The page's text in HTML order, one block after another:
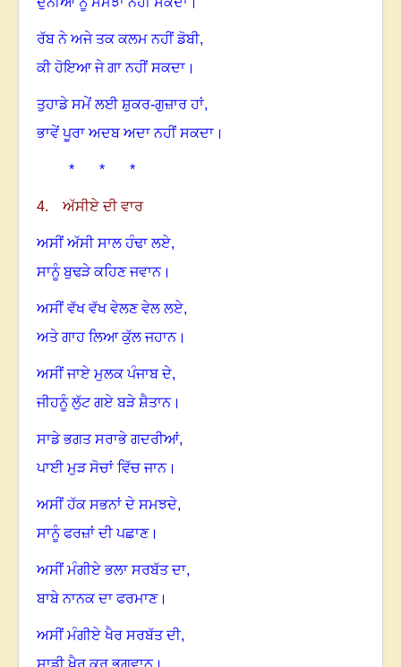
ਰੱਬ ਨੇ ਅਜੇ ਤਕ ਕਲਮ ਨਹੀਂ ਡੋਬੀ,
ਕੀ ਹੋਇਆ ਜੇ ਗਾ ਨਹੀਂ ਸਕਦਾ ।
ਤੁਹਾਡੇ ਸਮੇਂ ਲਈ ਸ਼ੁਕਰ-ਗੁਜ਼ਾਰ ਹਾਂ,
ਭਾਵੇਂ ਪੂਰਾ ਅਦਬ ਅਦਾ ਨਹੀਂ ਸਕਦਾ ।
* * *
4. ਅੱਸੀਏ ਦੀ ਵਾਰ
ਅਸੀਂ ਅੱਸੀ ਸਾਲ ਹੰਢਾ ਲਏ,
ਸਾਨੂੰ ਬੁਢੜੇ ਕਹਿਣ ਜਵਾਨ।
ਅਸੀਂ ਵੱਖ ਵੱਖ ਵੇਲਣ ਵੇਲ ਲਏ,
ਅਤੇ ਗਾਹ ਲਿਆ ਕੁੱਲ ਜਹਾਨ।
ਅਸੀਂ ਜਾਏ ਮੁਲਕ ਪੰਜਾਬ ਦੇ,
ਜੀਹਨੂੰ ਲੁੱਟ ਗਏ ਬੜੇ ਸ਼ੈਤਾਨ।
ਸਾਡੇ ਭਗਤ ਸਰਾਭੇ ਗਦਰੀਆਂ,
ਪਾਈ ਮੁੜ ਸੋਚਾਂ ਵਿੱਚ ਜਾਨ।
ਅਸੀਂ ਹੱਕ ਸਭਨਾਂ ਦੇ ਸਮਝਦੇ,
ਸਾਨੂੰ ਫਰਜ਼ਾਂ ਦੀ ਪਛਾਣ।
ਅਸੀਂ ਮੰਗੀਏ ਭਲਾ ਸਰਬੱਤ ਦਾ,
ਬਾਬੇ ਨਾਨਕ ਦਾ ਫਰਮਾਣ।
ਅਸੀਂ ਮੰਗੀਏ ਖੈਰ ਸਰਬੱਤ ਦੀ,